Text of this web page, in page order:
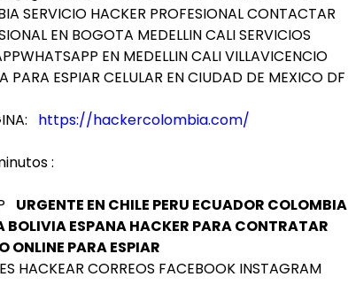
SERVICIO HACKER PROFESIONAL CONTACTAR
EN BOGOTA MEDELLIN CALI SERVICIOS
PARA ESPIAR CELULAR EN CIUDAD DE MEXICO DF
https://hackercolombia.com/
:
URGENTE EN CHILE PERU ECUADOR COLOMBIA
ESPANA HACKER PARA CONTRATAR
ONLINE PARA ESPIAR
HACKEAR CORREOS FACEBOOK INSTAGRAM